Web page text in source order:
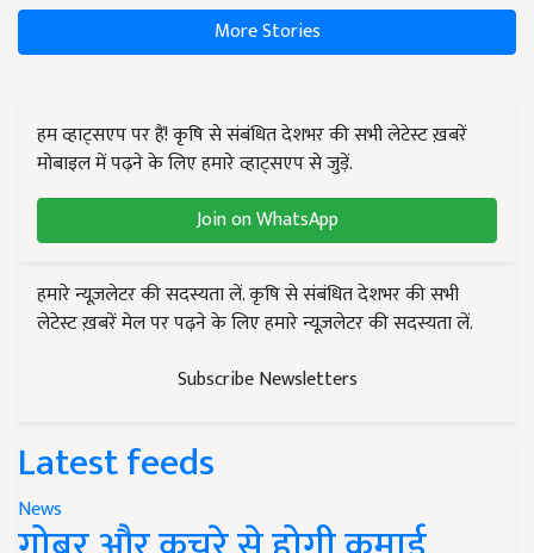
More Stories
हम व्हाट्सएप पर हैं! कृषि से संबंधित देशभर की सभी लेटेस्ट ख़बरें
मोबाइल में पढ़ने के लिए हमारे व्हाट्सएप से जुड़ें.
Join on WhatsApp
हमारे न्यूज़लेटर की सदस्यता लें. कृषि से संबंधित देशभर की सभी
लेटेस्ट ख़बरें मेल पर पढ़ने के लिए हमारे न्यूज़लेटर की सदस्यता लें.
Subscribe Newsletters
Latest feeds
News